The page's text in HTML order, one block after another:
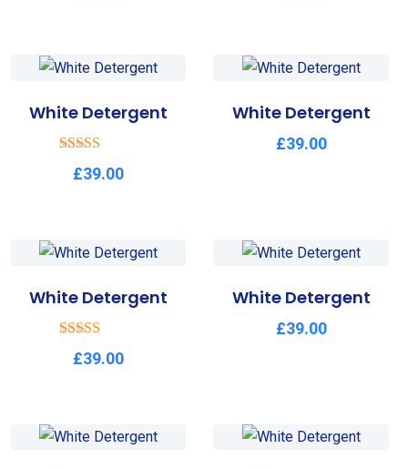
White Detergent
Rated
3.58
£39.00
White Detergent
£39.00
White Detergent
Rated
2.52
£39.00
White Detergent
£39.00